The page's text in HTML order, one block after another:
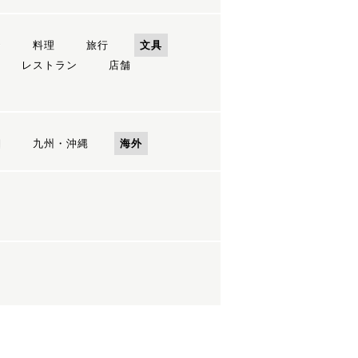
料理 旅行
文具
レストラン
店舗
九州・沖縄 海外